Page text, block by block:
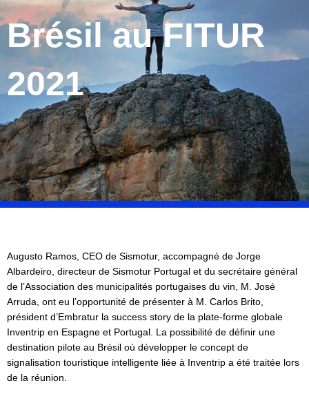
Brésil au FITUR
2021
Augusto Ramos, CEO de Sismotur, accompagné de Jorge
Albardeiro, directeur de Sismotur Portugal et du secrétaire général
de l’Association des municipalités portugaises du vin, M. José
Arruda, ont eu l’opportunité de présenter à M. Carlos Brito,
président d’Embratur la success story de la plate-forme globale
Inventrip en Espagne et Portugal. La possibilité de définir une
destination pilote au Brésil où développer le concept de
signalisation touristique intelligente liée à Inventrip a été traitée lors
de la réunion.